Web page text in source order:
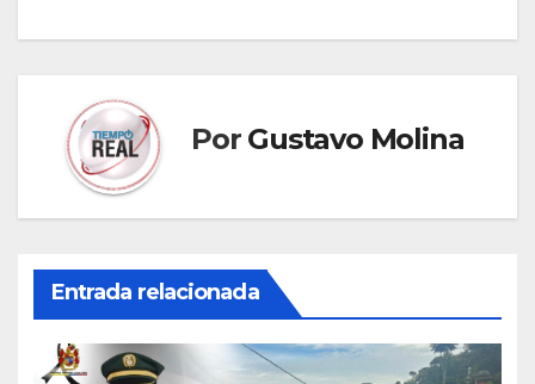
Por Gustavo Molina
Entrada relacionada